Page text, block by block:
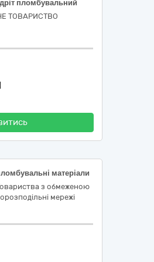
пломбувальний
ТОВАРИСТВО
матеріали
з обмеженою
мережі